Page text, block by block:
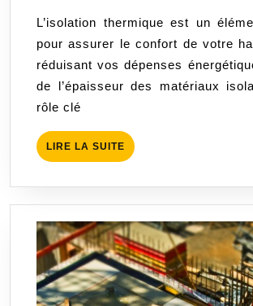
pour
une
isolation
efficace
L’isolation thermique est un élément essentiel
pour assurer le confort de votre
réduisant vos dépenses
de l’épaisseur des matériaux
rôle clé
LIRE LA SUITE LIRE
LA